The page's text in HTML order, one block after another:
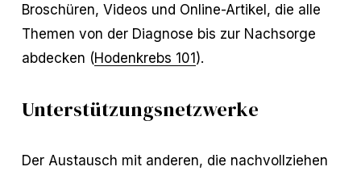
Broschüren, Videos und Online-Artikel, die alle
Themen von der Diagnose bis zur Nachsorge
abdecken (Hodenkrebs 101).
Unterstützungsnetzwerke
Der Austausch mit anderen, die nachvollziehen